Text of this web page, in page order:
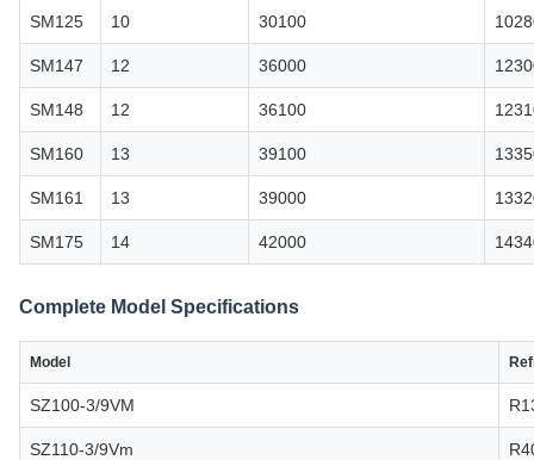
SM125 10 30100
SM147 12 36000
SM148 12 36100
SM160 13 39100
SM161 13 39000
SM175 14 42000
Complete Model Specifications
Model
SZ100-3/9VM
SZ110-3/9Vm